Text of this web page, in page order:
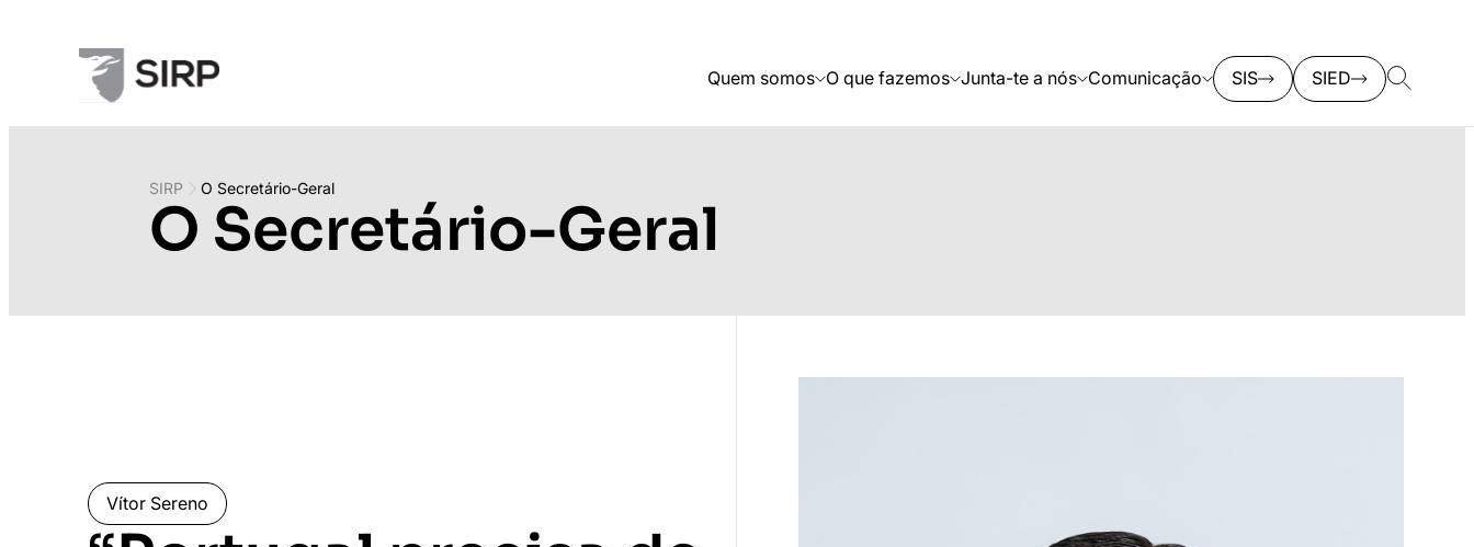
Quem somos O que fazemos Junta-te a nós Comunicação SIS SIED
SIRP O Secretário-Geral
O Secretário-Geral
Vítor Sereno